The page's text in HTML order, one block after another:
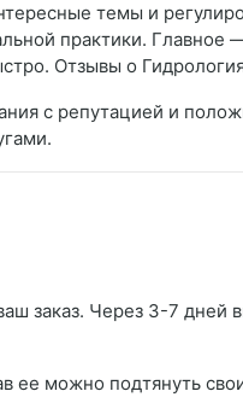
темы и
практики. Главное
Отзывы о
с репутацией и
заказ. Через 3-7 дней
ее можно подтянуть